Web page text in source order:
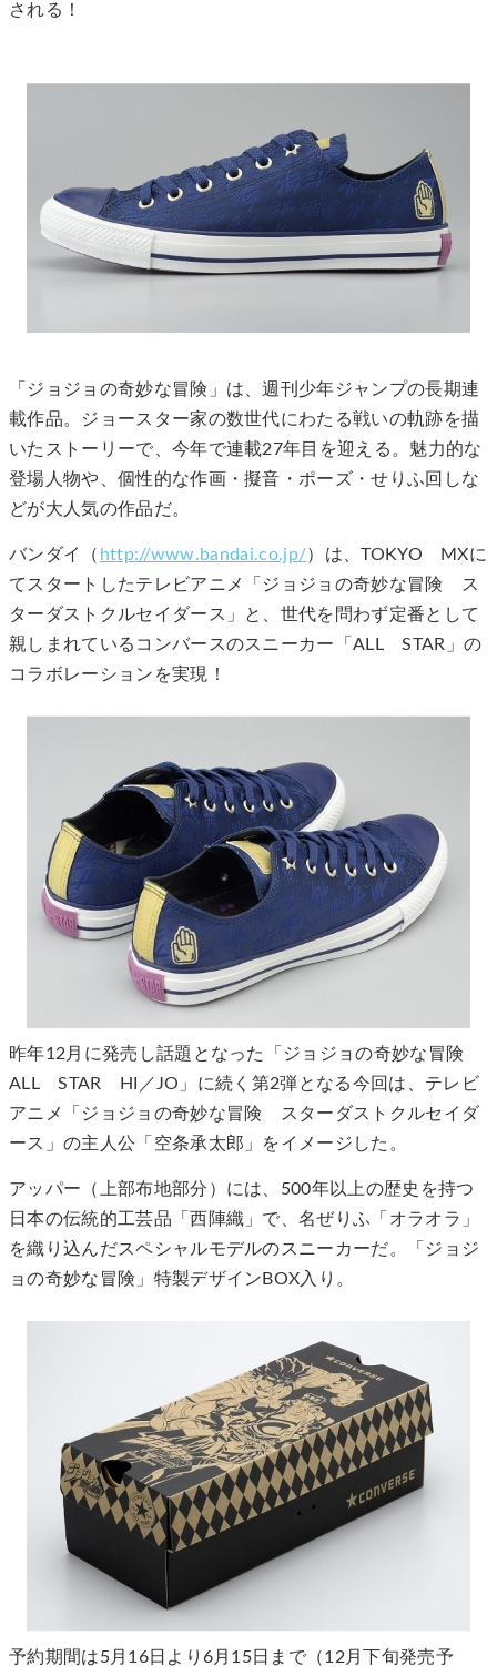
される！
「ジョジョの奇妙な冒険」は、週刊少年ジャンプの長期連
載作品。ジョースター家の数世代にわたる戦いの軌跡を描
いたストーリーで、今年で連載27年目を迎える。魅力的な
登場人物や、個性的な作画・擬音・ポーズ・せりふ回しな
どが大人気の作品だ。
バンダイ（ http://www.bandai.co.jp/）は、TOKYO MXに
てスタートしたテレビアニメ「ジョジョの奇妙な冒険 ス
ターダストクルセイダース」と、世代を問わず定番として
親しまれているコンバースのスニーカー「ALL STAR」の
コラボレーションを実現！
昨年12月に発売し話題となった「ジョジョの奇妙な冒険
ALL STAR HI／JO」に続く第2弾となる今回は、テレビ
アニメ「ジョジョの奇妙な冒険 スターダストクルセイダ
ース」の主人公「空条承太郎」をイメージした。
アッパー（上部布地部分）には、500年以上の歴史を持つ
日本の伝統的工芸品「西陣織」で、名ぜりふ「オラオラ」
を織り込んだスペシャルモデルのスニーカーだ。「ジョジ
ョの奇妙な冒険」特製デザインBOX入り。
予約期間は5月16日より6月15日まで（12月下旬発売予